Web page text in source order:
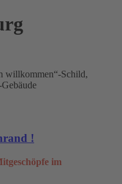
!
im